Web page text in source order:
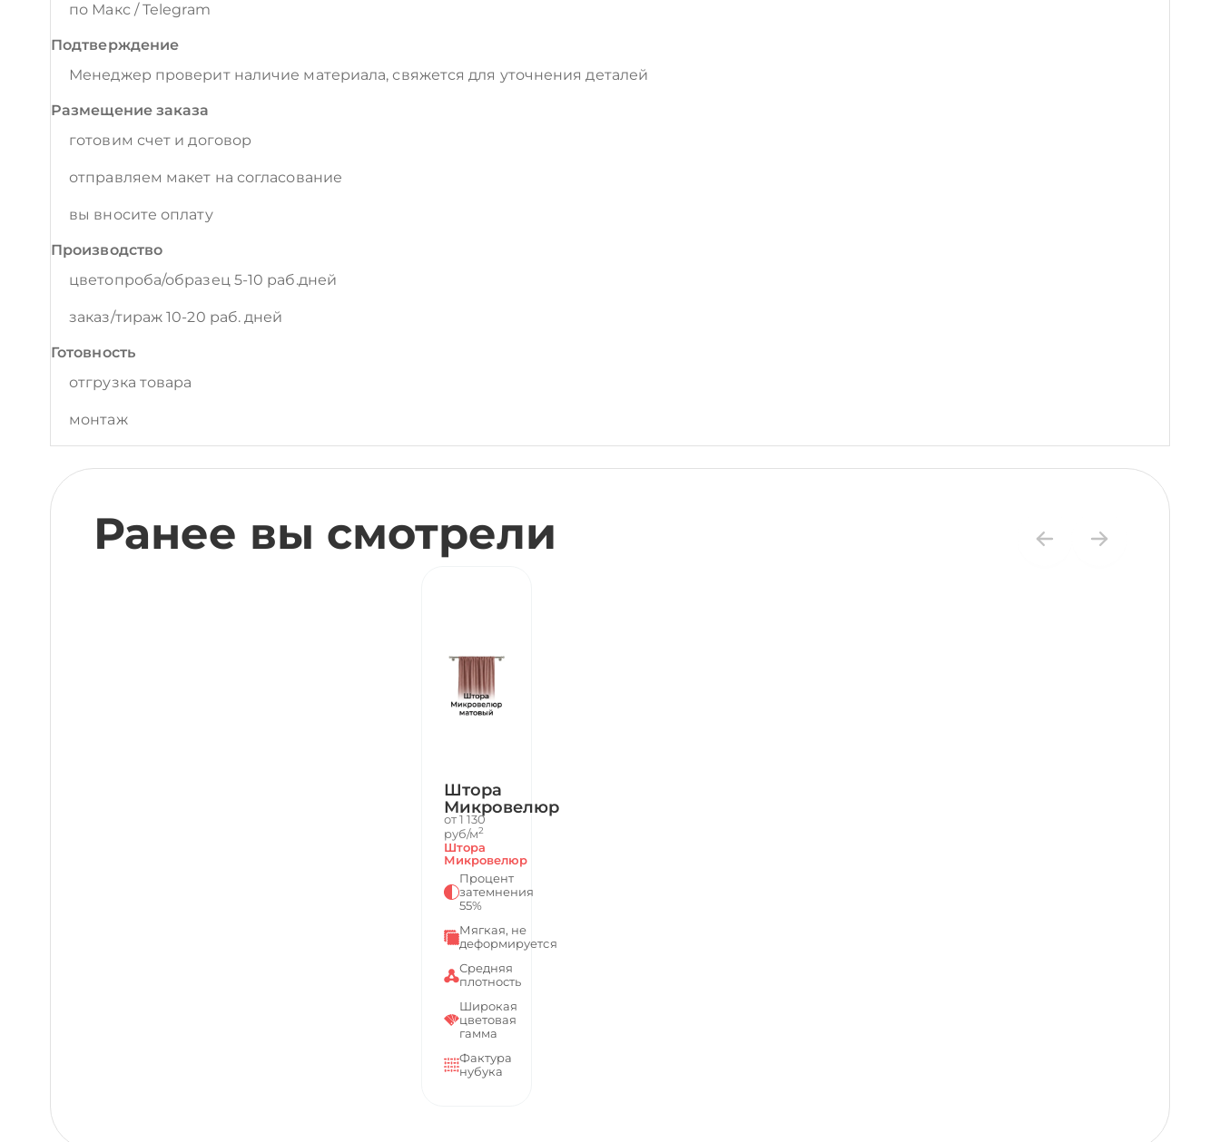
по Макс / Telegram
Подтверждение
Менеджер проверит наличие материала, свяжется для уточнения деталей
Размещение заказа
готовим счет и договор
отправляем макет на согласование
вы вносите оплату
Производство
цветопроба/образец 5-10 раб.дней
заказ/тираж 10-20 раб. дней
Готовность
отгрузка товара
монтаж
Ранее вы смотрели
Штора
Микровелюр
от 1 130
руб/м2
Штора
Микровелюр
Процент
затемнения
55%
Мягкая, не
деформируется
Средняя
плотность
Широкая
цветовая
гамма
Фактура
нубука